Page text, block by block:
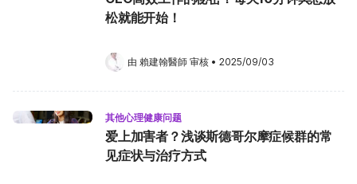
松就能开始！
由 賴建翰醫師 审核 • 2025/09/03
其他心理健康问题
爱上加害者？浅谈斯德哥尔摩症候群的常
见症状与治疗方式